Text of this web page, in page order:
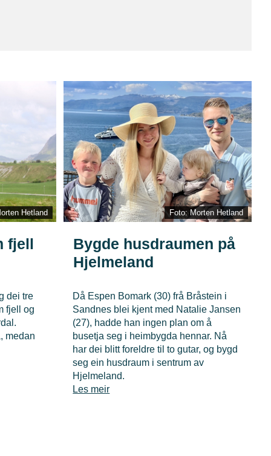
Hetland
fjell
dei tre
fjell og
medan
Foto: Morten Hetland
Bygde husdraumen på
Hjelmeland
Då Espen Bomark (30) frå Bråstein i
Sandnes blei kjent med Natalie Jansen
(27), hadde han ingen plan om å
busetja seg i heimbygda hennar. Nå
har dei blitt foreldre til to gutar, og bygd
seg ein husdraum i sentrum av
Hjelmeland.
Les meir